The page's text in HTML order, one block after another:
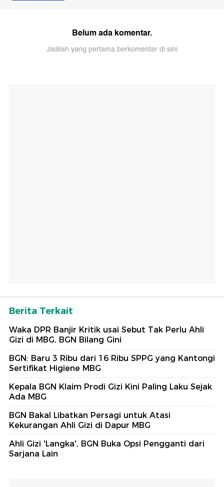
Belum ada komentar.
Jadilah yang pertama berkomentar di sini
Berita Terkait
Waka DPR Banjir Kritik usai Sebut Tak Perlu Ahli
Gizi di MBG, BGN Bilang Gini
BGN: Baru 3 Ribu dari 16 Ribu SPPG yang Kantongi
Sertifikat Higiene MBG
Kepala BGN Klaim Prodi Gizi Kini Paling Laku Sejak
Ada MBG
BGN Bakal Libatkan Persagi untuk Atasi
Kekurangan Ahli Gizi di Dapur MBG
Ahli Gizi 'Langka', BGN Buka Opsi Pengganti dari
Sarjana Lain